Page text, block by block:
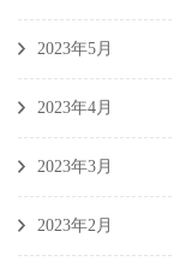
2023年5月
2023年4月
2023年3月
2023年2月